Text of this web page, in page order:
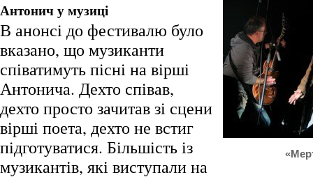
Антонич у музиці
В анонсі до фестивалю було
вказано, що музиканти
співатимуть пісні на вірші
Антонича. Дехто співав,
дехто просто зачитав зі сцени
вірші поета, дехто не встиг
підготуватися. Більшість із
музикантів, які виступали на